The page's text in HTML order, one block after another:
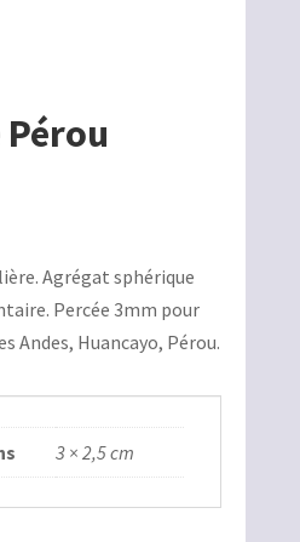
:
Agrégat sphérique
Percée 3mm pour
Andes, Huancayo, Pérou.
3 × 2,5 cm